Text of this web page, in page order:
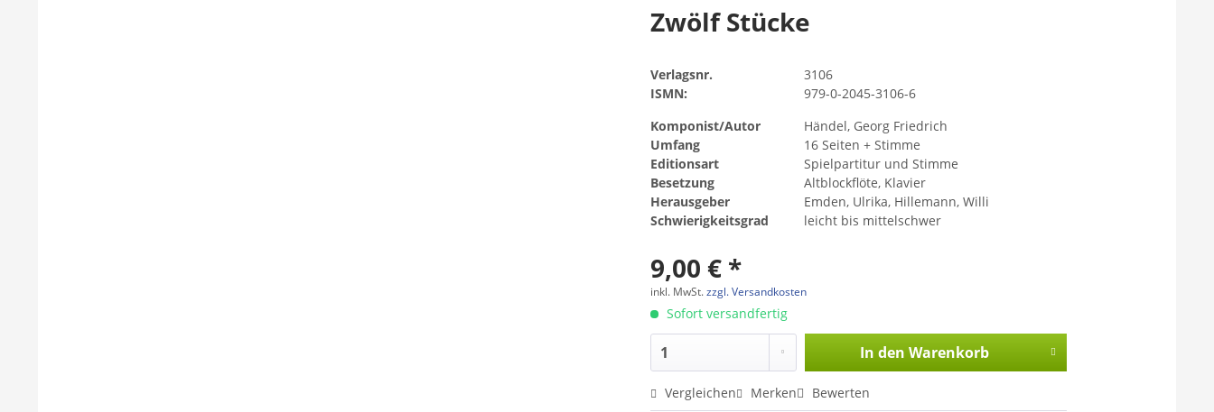
Zwölf Stücke
Verlagsnr.
3106
ISMN:
979-0-2045-3106-6
Komponist/Autor
Händel, Georg Friedrich
Umfang
16 Seiten + Stimme
Editionsart
Spielpartitur und Stimme
Besetzung
Altblockflöte, Klavier
Herausgeber
Emden, Ulrika, Hillemann, Willi
Schwierigkeitsgrad
leicht bis mittelschwer
9,00 € *
inkl. MwSt.zzgl. Versandkosten
Sofort versandfertig
In den Warenkorb
Vergleichen Merken Bewerten